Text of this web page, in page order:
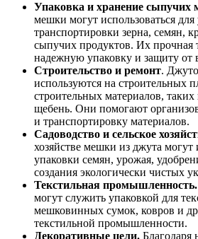
Упаковка и хранение сыпучих
мешки могут использоваться для
транспортировки зерна, семян,
сыпучих продуктов. Их прочная
надежную упаковку и защиту от
Строительство и ремонт.
используются на строительных
строительных материалов, таких
щебень. Они помогают
и транспортировку материалов.
Садоводство и сельское
хозяйстве мешки из джута могут
упаковки семян, урожая,
создания экологически чистых
Текстильная промышленность.
могут служить упаковкой для
мешковинных сумок, ковров и
текстильной промышленности.
Декоративные цели. Благодаря